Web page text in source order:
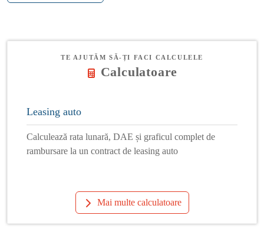
TE AJUTĂM SĂ-ȚI FACI CALCULELE
Calculatoare
Leasing auto
Calculează rata lunară, DAE și graficul complet de
rambursare la un contract de leasing auto
Mai multe calculatoare